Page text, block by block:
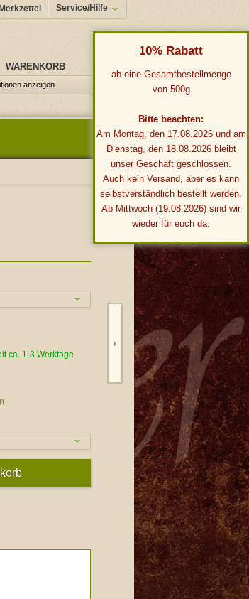
Merkzettel Service/Hilfe
WARENKORB
anzeigen
10% Rabatt
ab eine Gesamtbestellmenge
von 500g
Bitte beachten:
Am Montag, den 17.08.2026 und am
Dienstag, den 18.08.2026 bleibt
unser Geschäft geschlossen.
Auch kein Versand, aber es kann
selbstverständlich bestellt werden.
Ab Mittwoch (19.08.2026) sind wir
wieder für euch da.
ca. 1-3 Werktage